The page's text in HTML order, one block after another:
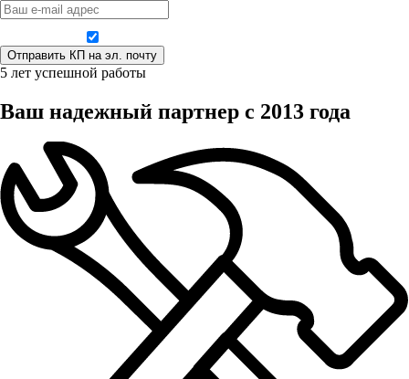
5 лет успешной работы
Ваш надежный партнер с 2013 года